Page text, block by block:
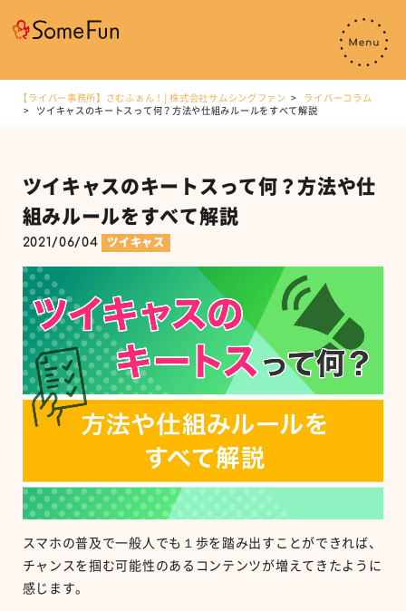
【ライバー事務所】さむふぁん！| 株式会社サムシングファン
ライバーコラム
ツイキャスのキートスって何？方法や仕組みルールをすべて解説
ツイキャスのキートスって何？方法や仕
組みルールをすべて解説
2021/06/04 ツイキャス
スマホの普及で一般人でも１歩を踏み出すことができれば、
チャンスを掴む可能性のあるコンテンツが増えてきたように
感じます。